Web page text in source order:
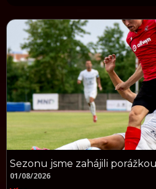
Sezonu jsme zahájili
01/08/2026